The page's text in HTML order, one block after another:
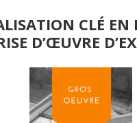
CLÉ
D’ŒUVRE